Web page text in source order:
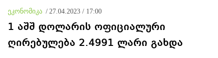
ეკონომიკა / 27.04.2023 / 17:00
1 აშშ დოლარის ოფიციალური
ღირებულება 2.4991 ლარი გახდა